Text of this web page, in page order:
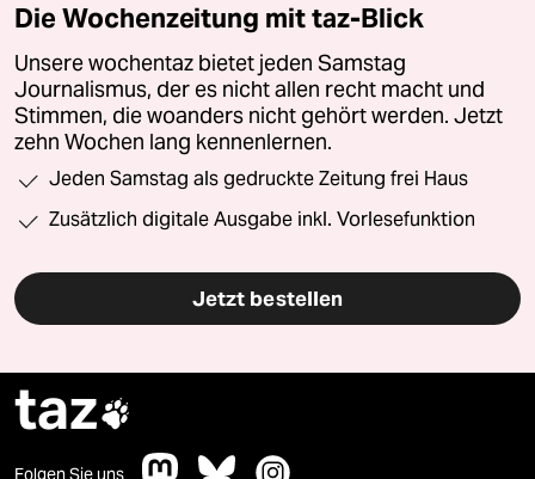
Die Wochenzeitung mit taz-Blick
Unsere wochentaz bietet jeden Samstag
Journalismus, der es nicht allen recht macht und
Stimmen, die woanders nicht gehört werden. Jetzt
zehn Wochen lang kennenlernen.
Jeden Samstag als gedruckte Zeitung frei Haus
Zusätzlich digitale Ausgabe inkl. Vorlesefunktion
Jetzt bestellen
taz